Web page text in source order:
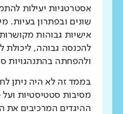
אסטרטגיות יעילות
שונים ובפתרון בעיות.
אישיות גבוהות
להכנסה גבוהה, ליכולת
ולהפחתה בהתנהגויות
בממד זה לא היה ניתן
מסיבות סטטיסטיות ועל
ההיגדים המרכיבים את